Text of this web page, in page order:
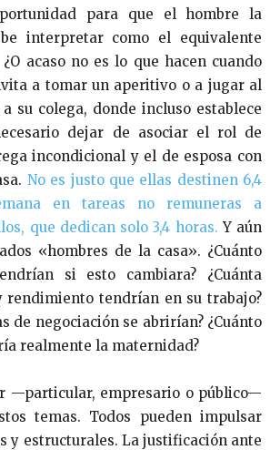
para que el hombre la
interpretar como el equivalente
acaso no es lo que hacen cuando
a tomar un aperitivo o a jugar al
su colega, donde incluso establece
dejar de asociar el rol de
incondicional y el de esposa con
No es justo que ellas destinen 6,4
en tareas no remuneras a
que dedican solo 3,4 horas. Y aún
«hombres de la casa». ¿Cuánto
si esto cambiara? ¿Cuánta
rendimiento tendrían en su trabajo?
de negociación se abrirían? ¿Cuánto
realmente la maternidad?
—particular, empresario o público—
temas. Todos pueden impulsar
y estructurales. La justificación ante